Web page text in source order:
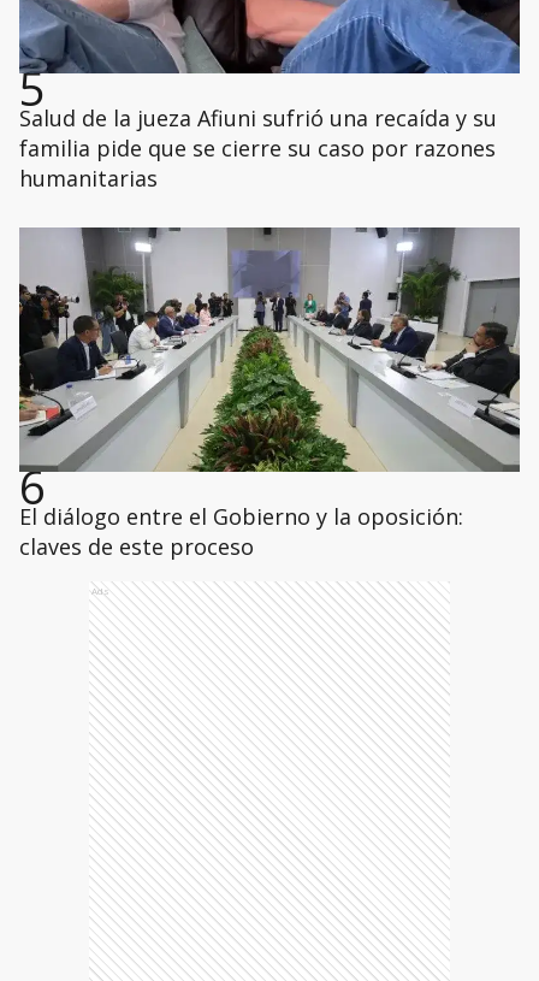
5
Salud de la jueza Afiuni sufrió una recaída y su
familia pide que se cierre su caso por razones
humanitarias
6
El diálogo entre el Gobierno y la oposición:
claves de este proceso
Ads